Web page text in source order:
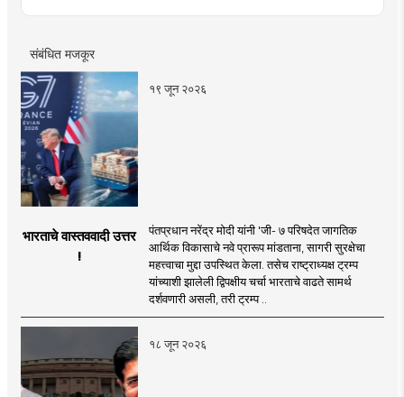
संबंधित मजकूर
१९ जून २०२६
भारताचे वास्तववादी उत्तर
!
पंतप्रधान नरेंद्र मोदी यांनी 'जी- ७ परिषदेत जागतिक
आर्थिक विकासाचे नवे प्रारूप मांडताना, सागरी सुरक्षेचा
महत्त्वाचा मुद्दा उपस्थित केला. तसेच राष्ट्राध्यक्ष ट्रम्प
यांच्याशी झालेली द्विपक्षीय चर्चा भारताचे वाढते सामर्थ
दर्शवणारी असली, तरी ट्रम्प ..
१८ जून २०२६